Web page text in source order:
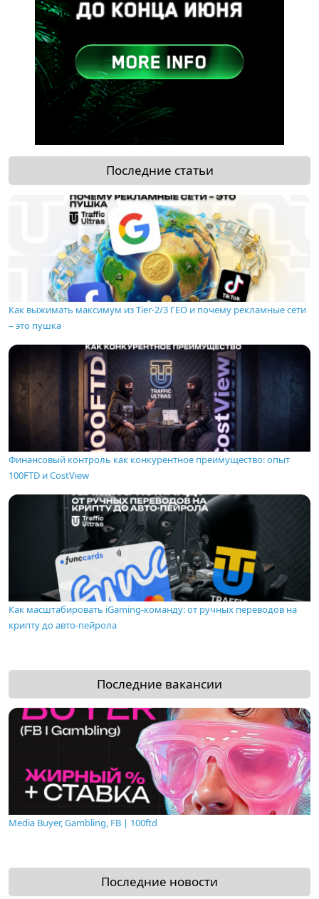
Последние статьи
Как выжимать максимум из Tier-2/3 ГЕО и почему рекламные сети
– это пушка
Финансовый контроль как конкурентное преимущество: опыт
100FTD и CostView
Как масштабировать iGaming-команду: от ручных переводов на
крипту до авто-пейрола
Последние вакансии
Media Buyer, Gambling, FB | 100ftd
Последние новости